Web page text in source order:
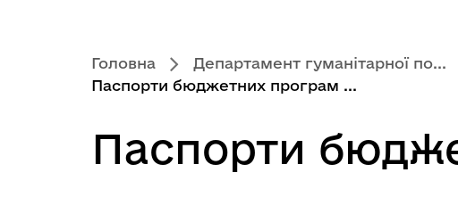
Головна Департамент гуманітарної по...
Паспорти бюджетних програм ...
Паспорти